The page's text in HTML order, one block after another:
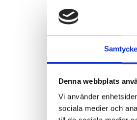
Samtycke
Denna webbplats
Vi använder
sociala medier och